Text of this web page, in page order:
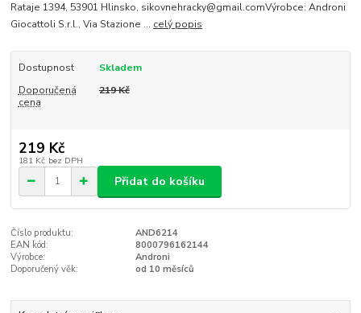
Rataje 1394, 53901 Hlinsko, sikovnehracky@gmail.comVýrobce: Androni
Giocattoli S.r.l., Via Stazione ... celý popis
Dostupnost
Skladem
Doporučená
cena
219 Kč
219 Kč
181 Kč bez DPH
Přidat do košíku
Číslo produktu:
AND6214
EAN kód:
8000796162144
Výrobce:
Androni
Doporučený věk:
od 10 měsíců